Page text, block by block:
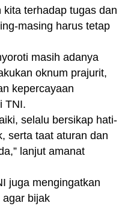
kita terhadap tugas dan
masing harus tetap
masih adanya
oknum prajurit,
kepercayaan
TNI.
selalu bersikap hati-
serta taat aturan dan
lanjut amanat
juga mengingatkan
agar bijak